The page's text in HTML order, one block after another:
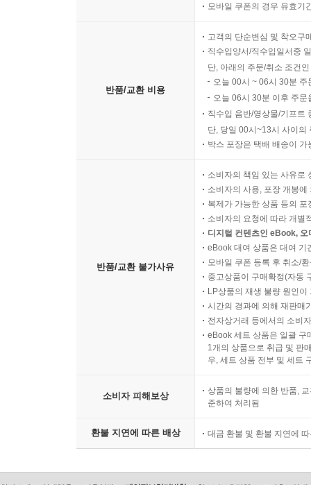
모바일 쿠폰의 경우 유효기
반품/교환 비용
고객의 단순변심 및 착오구
직수입양서/직수입일서중
단, 아래의 주문/취소 조건
오늘 00시 ~ 06시 30분
오늘 06시 30분 이후 주
직수입 음반/영상물/기프트
단, 당일 00시~13시 사이의
박스 포장은 택배 배송이
반품/교환 불가사유
소비자의 책임 있는 사유로
소비자의 사용, 포장 개봉
복제가 가능한 상품 등의
소비자의 요청에 따라 개별
디지털 컨텐츠인 eBook,
eBook 대여 상품은 대여 기
모바일 쿠폰 등록 후 취소/
중고상품이 구매확정(자동
LP상품의 재생 불량 원인
시간의 경과에 의해 재판매
전자상거래 등에서의 소비
eBook 세트 상품은 일괄 구
1개의 상품으로 취급 및 판
우, 세트 상품 전부 및 세트
소비자 피해보상
상품의 불량에 의한 반품,
준하여 처리됨
환불 지연에 따른 배상 대금 환불 및 환불 지연에